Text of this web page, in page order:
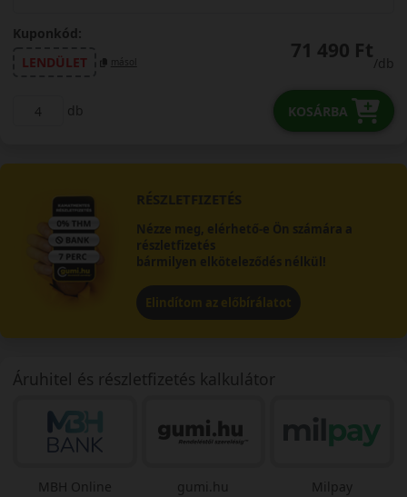
Kuponkód:
LENDÜLET
másol 71 490 Ft
/db
db KOSÁRBA
RÉSZLETFIZETÉS
Nézze meg, elérhető-e Ön számára a
részletfizetés
bármilyen elköteleződés nélkül!
Elindítom az előbírálatot
Áruhitel és részletfizetés kalkulátor
MBH Online
gumi.hu
Milpay